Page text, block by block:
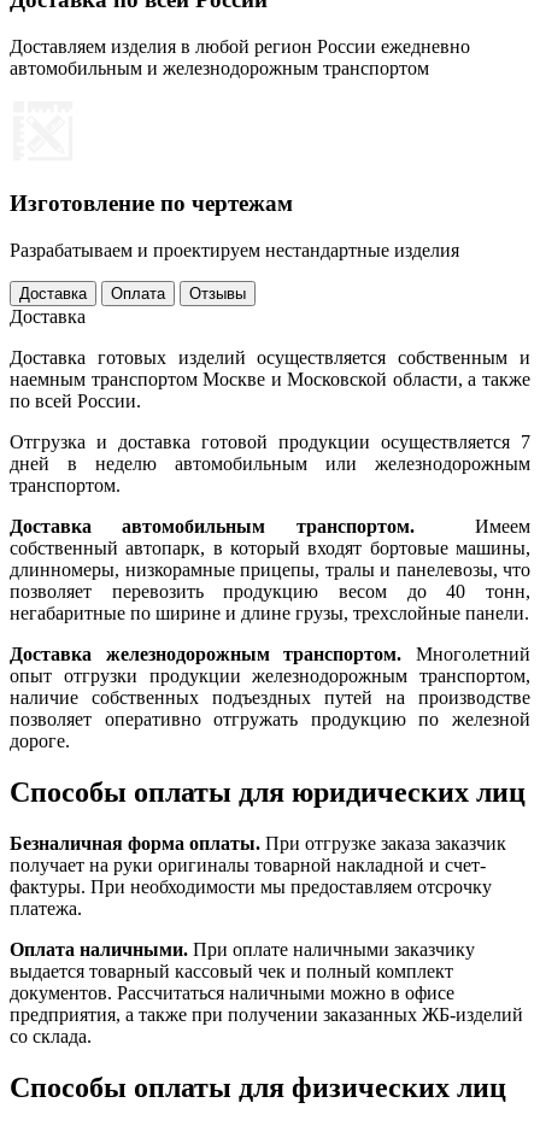
Доставляем изделия в любой регион России ежедневно
автомобильным и железнодорожным транспортом
Изготовление по чертежам
Разрабатываем и проектируем нестандартные изделия
Доставка Оплата Отзывы
Доставка
Доставка готовых изделий осуществляется собственным и
наемным транспортом Москве и Московской области, а также
по всей России.
Отгрузка и доставка готовой продукции осуществляется 7
дней в неделю автомобильным или железнодорожным
транспортом.
Доставка автомобильным транспортом.Имеем
собственный автопарк, в который входят бортовые машины,
длинномеры, низкорамные прицепы, тралы и панелевозы, что
позволяет перевозить продукцию весом до 40 тонн,
негабаритные по ширине и длине грузы, трехслойные панели.
Доставка железнодорожным транспортом. Многолетний
опыт отгрузки продукции железнодорожным транспортом,
наличие собственных подъездных путей на производстве
позволяет оперативно отгружать продукцию по железной
дороге.
Способы оплаты для юридических лиц
Безналичная форма оплаты. При отгрузке заказа заказчик
получает на руки оригиналы товарной накладной и счет-
фактуры. При необходимости мы предоставляем отсрочку
платежа.
Оплата наличными. При оплате наличными заказчику
выдается товарный кассовый чек и полный комплект
документов. Рассчитаться наличными можно в офисе
предприятия, а также при получении заказанных ЖБ-изделий
со склада.
Способы оплаты для физических лиц